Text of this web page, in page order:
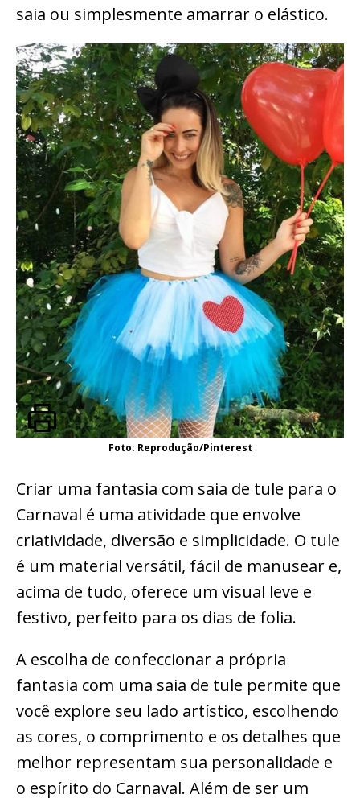
saia ou simplesmente amarrar o elástico.
Foto: Reprodução/Pinterest
Criar uma fantasia com saia de tule para o
Carnaval é uma atividade que envolve
criatividade, diversão e simplicidade. O tule
é um material versátil, fácil de manusear e,
acima de tudo, oferece um visual leve e
festivo, perfeito para os dias de folia.
A escolha de confeccionar a própria
fantasia com uma saia de tule permite que
você explore seu lado artístico, escolhendo
as cores, o comprimento e os detalhes que
melhor representam sua personalidade e
o espírito do Carnaval. Além de ser um